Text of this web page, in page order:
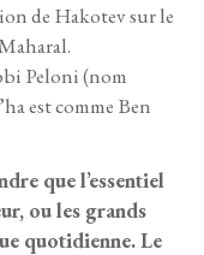
de Hakotev sur le
Peloni (nom
est comme Ben
que l’essentiel
ou les grands
quotidienne. Le